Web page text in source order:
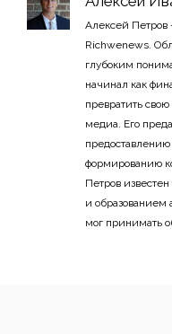
Алексей Петров
Richwenews.
глубоким
начинал как
превратить
медиа. Его
формированию
Петров
и образованием
мог принимать